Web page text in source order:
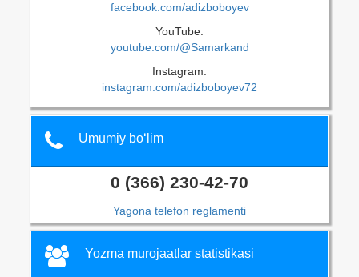
facebook.com/adizboboyev
YouTube:
youtube.com/@Samarkand
Instagram:
instagram.com/adizboboyev72
Umumiy bo‘lim
0 (366) 230-42-70
Yagona telefon reglamenti
Yozma murojaatlar statistikasi